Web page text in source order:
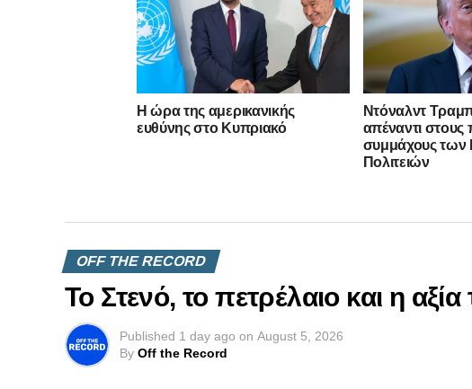
Η ώρα της αμερικανικής
ευθύνης στο Κυπριακό
Ντόναλντ
απέναντι
συμμάχους
Πολιτειών
OFF THE RECORD
Το Στενό, το πετρέλαιο και η
Published 1 day ago on August 5, 2026
By Off the Record